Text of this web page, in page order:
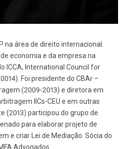
na área de direito internacional.
economia e da empresa na
ICCA, International Council for
Foi presidente do CBAr –
(2009-2013) e diretora em
IICs-CEU e em outras
(2013) participou do grupo de
para elaborar projeto de
e criar Lei de Mediação. Sócia do
Advogados.